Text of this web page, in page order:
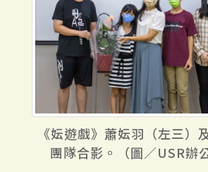
《妘遊戲》蕭妘羽（左三）
團隊合影。（圖／USR辦